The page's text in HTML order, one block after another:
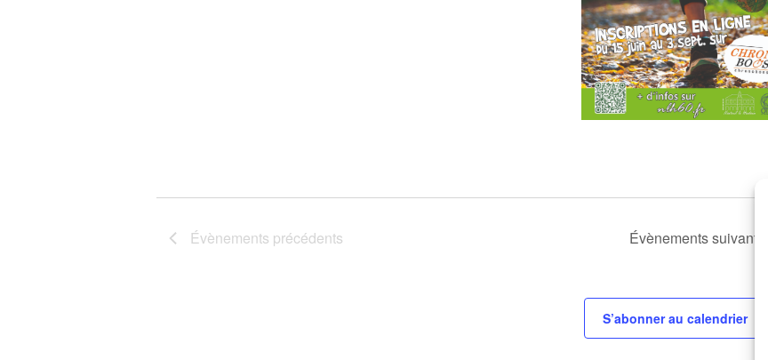
Évènements précédents Évènementssuivants
S’abonner au calendrier